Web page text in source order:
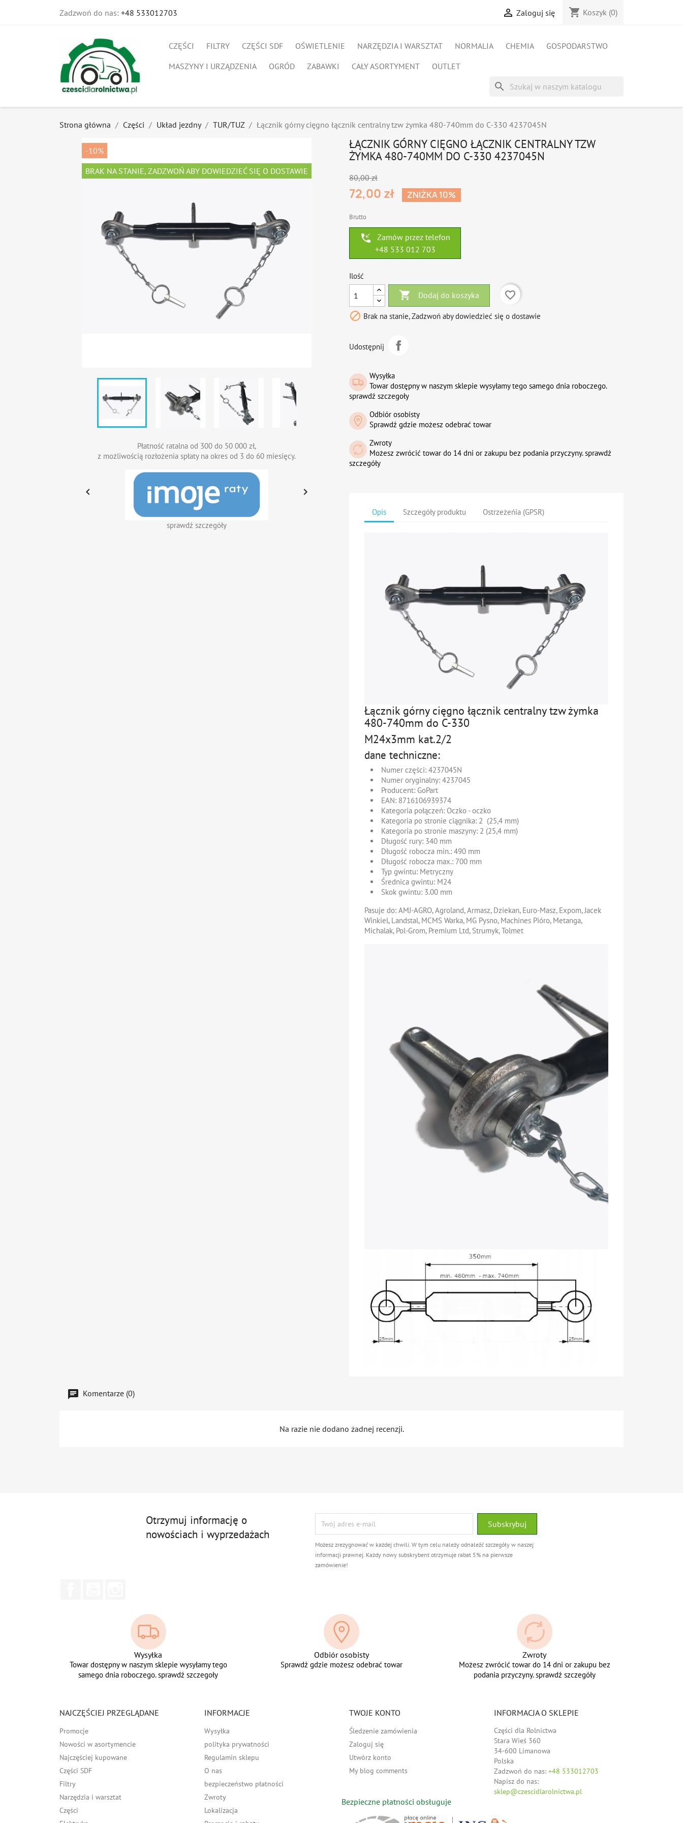
Zadzwoń do nas: +48 533012703  Zaloguj się shopping_cart Koszyk (0)
CZĘŚCI FILTRY CZĘŚCI SDF OŚWIETLENIE NARZĘDZIA I WARSZTAT NORMALIA CHEMIA
GOSPODARSTWO
MASZYNY I URZĄDZENIA
OGRÓD ZABAWKI CAŁY ASORTYMENT OUTLET
search
Strona główna Części Układ jezdny TUR/TUZ Łącznik górny cięgno łącznik centralny tzw żymka 480-740mm do C-330 4237045N
-10%
BRAK NA STANIE, ZADZWOŃ ABY DOWIEDZIEĆ SIĘ O DOSTAWIE
Płatność ratalna od 300 do 50 000 zł,
z możliwością rozłożenia spłaty na okres od 3 do 60 miesięcy.
sprawdź szczegóły
 
ŁĄCZNIK GÓRNY CIĘGNO ŁĄCZNIK CENTRALNY TZW
ŻYMKA 480-740MM DO C-330 4237045N
80,00 zł
72,00 zł ZNIŻKA 10%
Brutto
phone_callback
Zamów przez telefon
+48 533 012 703
Ilość
 Dodaj do koszyka
favorite_border
 Brak na stanie, Zadzwoń aby dowiedzieć się o dostawie
Udostępnij
Wysyłka
Towar dostępny w naszym sklepie wysyłamy tego samego dnia roboczego.
sprawdź szczegoły
Odbiór osobisty
Sprawdź gdzie możesz odebrać towar
Zwroty
Możesz zwrócić towar do 14 dni or zakupu bez podania przyczyny. sprawdź
szczegóły
Opis Szczegóły produktu Ostrzeżeńia (GPSR)
Łącznik górny cięgno łącznik centralny tzw żymka
480-740mm do C-330
M24x3mm kat.2/2
dane techniczne:
Numer części: 4237045N
Numer oryginalny: 4237045
Producent: GoPart
EAN: 8716106939374
Kategoria połączeń: Oczko - oczko
Kategoria po stronie ciągnika: 2 (25,4 mm)
Kategoria po stronie maszyny: 2 (25,4 mm)
Długość rury: 340 mm
Długość robocza min.: 490 mm
Długość robocza max.: 700 mm
Typ gwintu: Metryczny
Średnica gwintu: M24
Skok gwintu: 3.00 mm
Pasuje do: AMJ-AGRO, Agroland, Armasz, Dziekan, Euro-Masz, Expom, Jacek
Winkiel, Landstal, MCMS Warka, MG Pysno, Machines Pióro, Metanga,
Michalak, Pol-Grom, Premium Ltd, Strumyk, Tolmet
Komentarze (0)
Na razie nie dodano żadnej recenzji.
Otrzymuj informację o
nowościach i wyprzedażach
Możesz zrezygnować w każdej chwili. W tym celu należy odnaleźć szczegóły w naszej
informacji prawnej. Każdy nowy subskrybent otrzymuje rabat 5% na pierwsze
zamówienie!
Wysyłka
Towar dostępny w naszym sklepie wysyłamy tego
samego dnia roboczego. sprawdź szczegoły
Odbiór osobisty
Sprawdź gdzie możesz odebrać towar
Zwroty
Możesz zwrócić towar do 14 dni or zakupu bez
podania przyczyny. sprawdź szczegóły
NAJCZĘŚCIEJ PRZEGLĄDANE
Promocje
Nowości w asortymencie
Najczęściej kupowane
Części SDF
Filtry
Narzędzia i warsztat
Części
INFORMACJE
Wysyłka
polityka prywatności
Regulamin sklepu
O nas
bezpieczeństwo płatności
Zwroty
Lokalizacja
TWOJE KONTO
Śledzenie zamówienia
Zaloguj się
Utwórz konto
My blog comments
INFORMACJA O SKLEPIE
Części dla Rolnictwa
Stara Wieś 360
34-600 Limanowa
Polska
Zadzwoń do nas: +48 533012703
Napisz do nas:
sklep@czescidlarolnictwa.pl
Bezpieczne płatności obsługuje